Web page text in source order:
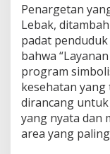
Penargetan
Lebak,
padat
bahwa
program
kesehatan
dirancang
yang nyata dan
area yang